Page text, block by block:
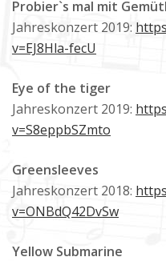
Probier`s mal mit
Jahreskonzert 2019:
v=EJ8Hla-fecU
Eye of the tiger
Jahreskonzert 2019:
v=S8eppbSZmto
Greensleeves
Jahreskonzert 2018:
v=ONBdQ42DvSw
Yellow Submarine